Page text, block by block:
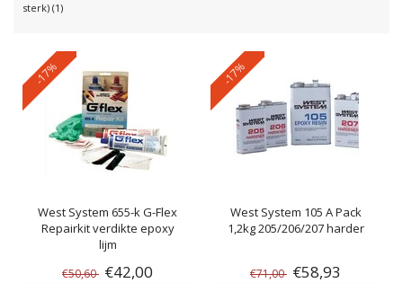
sterk) (1)
-17%
West System 655-k G-Flex
Repairkit verdikte epoxy
lijm
€50,60 €42,00
-17%
West System 105 A Pack
1,2kg 205/206/207 harder
€71,00 €58,93